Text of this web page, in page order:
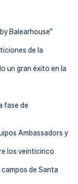
Balearhouse”
de la
un gran éxito en la
fase de
Ambassadors y
los veinticinco
de Santa